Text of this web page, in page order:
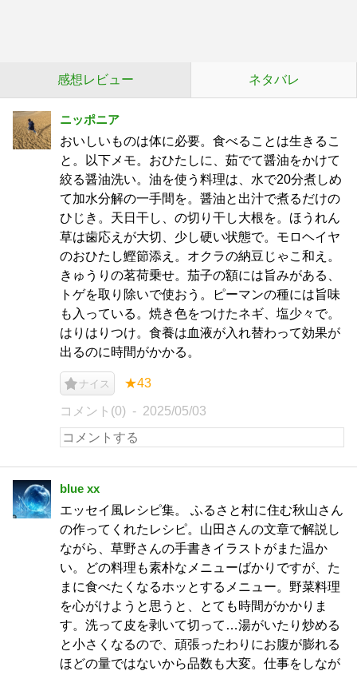
感想レビュー ネタバレ
ニッポニア
おいしいものは体に必要。食べることは生きるこ
と。以下メモ。おひたしに、茹でて醤油をかけて
絞る醤油洗い。油を使う料理は、水で20分煮しめ
て加水分解の一手間を。醤油と出汁で煮るだけの
ひじき。天日干し、の切り干し大根を。ほうれん
草は歯応えが大切、少し硬い状態で。モロヘイヤ
のおひたし鰹節添え。オクラの納豆じゃこ和え。
きゅうりの茗荷乗せ。茄子の額には旨みがある、
トゲを取り除いで使おう。ピーマンの種には旨味
も入っている。焼き色をつけたネギ、塩少々で。
はりはりつけ。食養は血液が入れ替わって効果が
出るのに時間がかかる。
ナイス ★43
コメント(0) 2025/05/03
blue xx
エッセイ風レシピ集。 ふるさと村に住む秋山さん
の作ってくれたレシピ。山田さんの文章で解説し
ながら、草野さんの手書きイラストがまた温か
い。どの料理も素朴なメニューばかりですが、た
まに食べたくなるホッとするメニュー。野菜料理
を心がけようと思うと、とても時間がかかりま
す。洗って皮を剥いて切って…湯がいたり炒める
と小さくなるので、頑張ったわりにお腹が膨れる
ほどの量ではないから品数も大変。仕事をしなが